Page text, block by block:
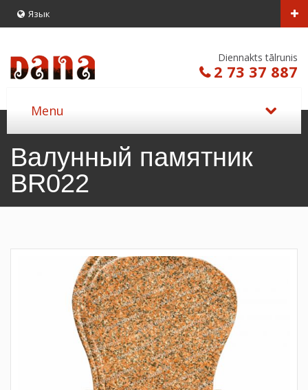
Язык
Diennakts tālrunis
2 73 37 887
Валунный памятник
BR022